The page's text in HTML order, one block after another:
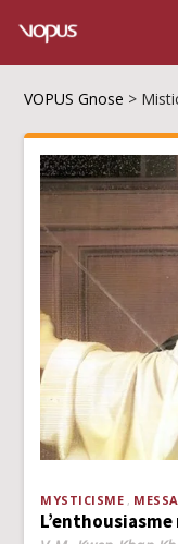
VOPUS Gnose >
MYSTICISME